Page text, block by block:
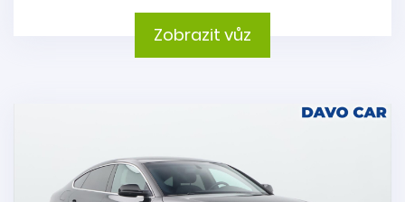
Zobrazit vůz